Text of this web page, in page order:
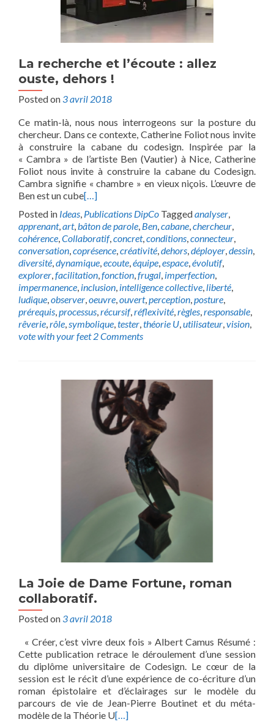
La recherche et l’écoute : allez
ouste, dehors !
Posted on 3 avril 2018
Ce matin-là, nous nous interrogeons sur la posture du
chercheur. Dans ce contexte, Catherine Foliot nous invite
à construire la cabane du codesign. Inspirée par la
« Cambra » de l’artiste Ben (Vautier) à Nice, Catherine
Foliot nous invite à construire la cabane du Codesign.
Cambra signifie « chambre » en vieux niçois. L’œuvre de
Ben est un cube[…]
Posted in Ideas, Publications DipCo Taggedanalyser,
apprenant,art,bâton de parole, Ben,cabane,chercheur,
cohérence,Collaboratif,concret,conditions,connecteur,
conversation,coprésence,créativité,dehors,déployer,dessin,
diversité,dynamique,ecoute,équipe,espace,évolutif,
explorer,facilitation,fonction,frugal, imperfection,
impermanence, inclusion, intelligence collective, liberté,
ludique,observer,oeuvre,ouvert,perception,posture,
prérequis,processus,récursif,réflexivité,règles,responsable,
rêverie,rôle,symbolique,tester,théorie U,utilisateur,vision,
vote with your feet 2 Comments
La Joie de Dame Fortune, roman
collaboratif.
Posted on 3 avril 2018
« Créer, c’est vivre deux fois » Albert Camus Résumé :
Cette publication retrace le déroulement d’une session
du diplôme universitaire de Codesign. Le cœur de la
session est le récit d’une expérience de co-écriture d’un
roman épistolaire et d’éclairages sur le modèle du
parcours de vie de Jean-Pierre Boutinet et du méta-
modèle de la Théorie U[…]